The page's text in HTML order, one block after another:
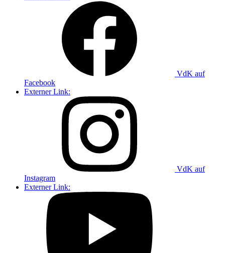
VdK auf
Facebook
Externer Link:
VdK auf
Instagram
Externer Link: